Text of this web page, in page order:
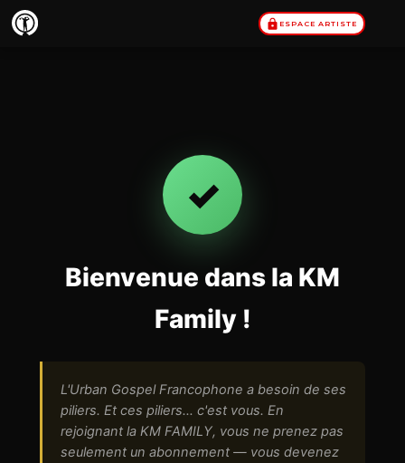
ESPACE ARTISTE
Aller
au
✓
Bienvenue dans la KM
Family !
L'Urban Gospel Francophone a besoin de ses
piliers. Et ces piliers… c'est vous. En
rejoignant la KM FAMILY, vous ne prenez pas
seulement un abonnement — vous devenez